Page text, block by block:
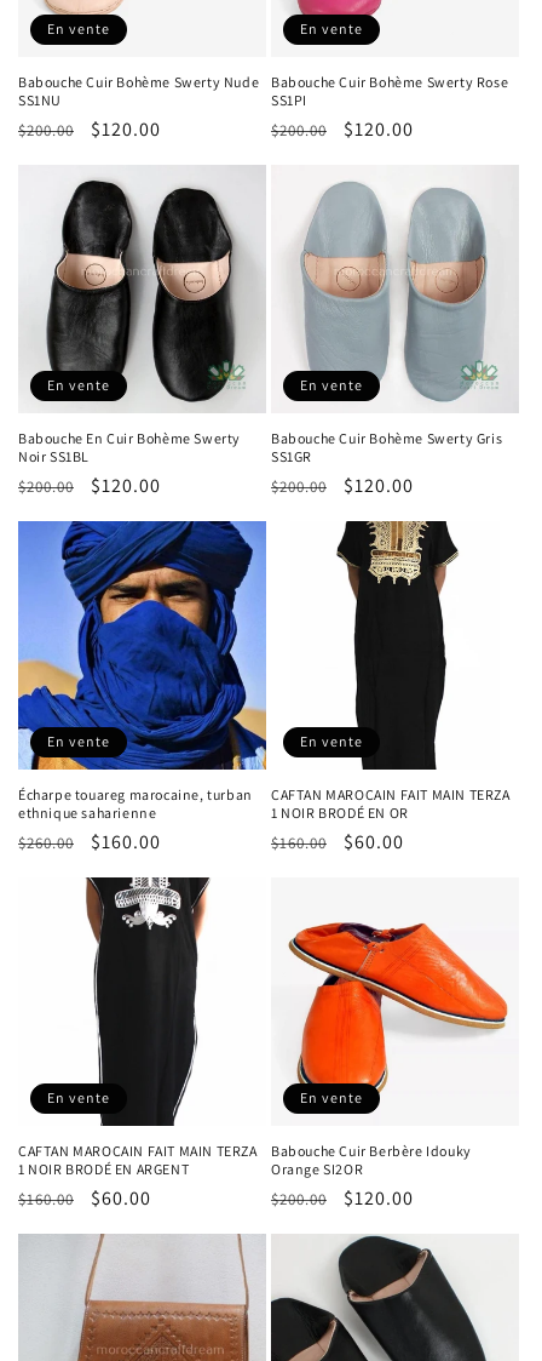
En vente
Babouche Cuir Bohème Swerty Nude
SS1NU
Prix
$200.00
Prix
$120.00
En vente
Babouche Cuir Bohème Swerty Rose
SS1PI
Prix
$200.00
Prix
$120.00
En vente
Babouche En Cuir Bohème Swerty
Noir SS1BL
Prix
$200.00
Prix
$120.00
En vente
Babouche Cuir Bohème Swerty Gris
SS1GR
Prix
$200.00
Prix
$120.00
En vente
Écharpe touareg marocaine, turban
ethnique saharienne
Prix
$260.00
Prix
$160.00
En vente
CAFTAN MAROCAIN FAIT MAIN TERZA
1 NOIR BRODÉ EN OR
Prix
$160.00
Prix
$60.00
En vente
CAFTAN MAROCAIN FAIT MAIN TERZA
1 NOIR BRODÉ EN ARGENT
Prix
$160.00
Prix
$60.00
En vente
Babouche Cuir Berbère Idouky
Orange SI2OR
Prix
$200.00
Prix
$120.00